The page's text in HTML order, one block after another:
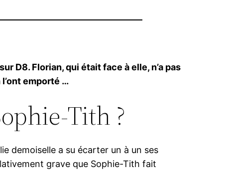
D8. Florian, qui était face à elle, n’a pas
emporté …
Tith ?
demoiselle a su écarter un à un ses
grave que Sophie-Tith fait